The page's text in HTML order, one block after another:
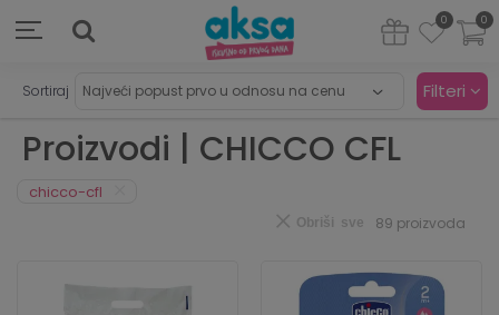
0
0
Proizvodi | CHICCO CFL
Sortiraj Filteri
chicco-cfl
89 proizvoda
Obriši sve